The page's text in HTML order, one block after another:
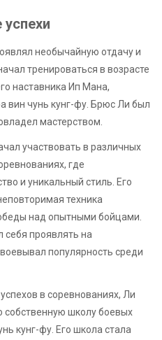
необычайную отдачу и
тренироваться в возрасте
наставника Ип Мана,
вин чунь кунг-фу. Брюс Ли был
мастерством.
участвовать в различных
где
и уникальный стиль. Его
техника
над опытными бойцами.
проявлять на
популярность среди
в соревнованиях, Ли
школу боевых
кунг-фу. Его школа стала